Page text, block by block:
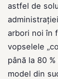
astfel de
arbori noi în
vopselele
până la 80
model din